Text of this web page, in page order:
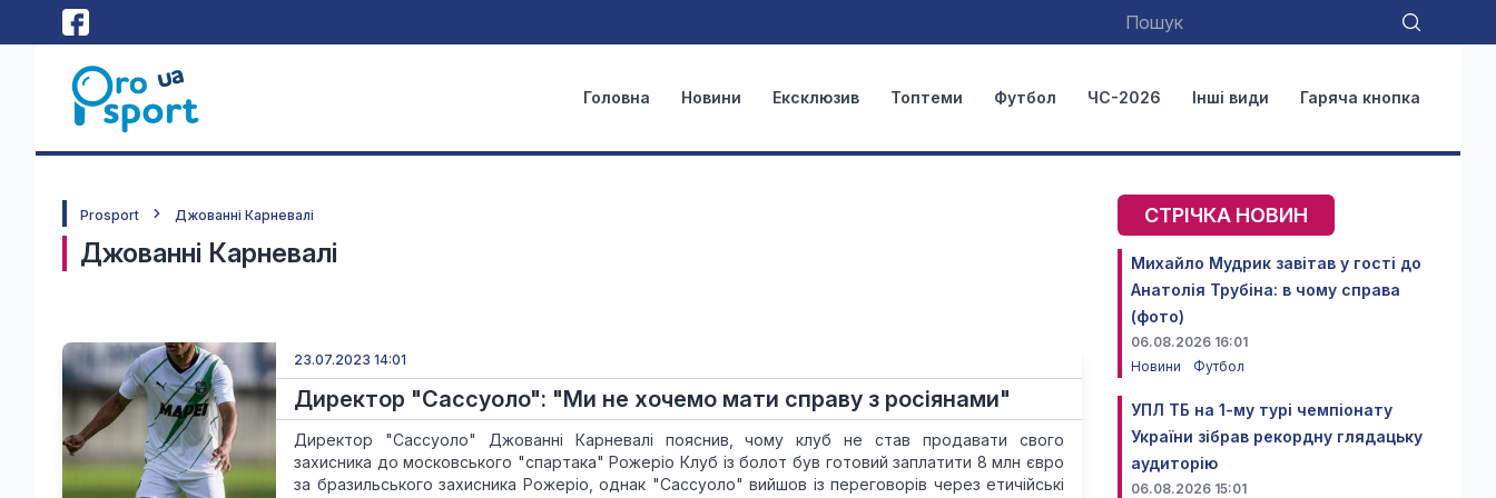
Головна Новини Ексклюзив Топтеми Футбол ЧС-2026 Інші види Гаряча кнопка
Prosport Джованні Карневалі
Джованні Карневалі
23.07.2023 14:01
Директор "Сассуоло": "Ми не хочемо мати справу з росіянами"
Директор "Сассуоло" Джованні Карневалі пояснив, чому клуб не став продавати свого
захисника до московського "спартака" Рожеріо Клуб із болот був готовий заплатити 8 млн євро
за бразильського захисника Рожеріо, однак "Сассуоло" вийшов із переговорів через етичійські
СТРІЧКА НОВИН
Михайло Мудрик завітав у гості до
Анатолія Трубіна: в чому справа
(фото)
06.08.2026 16:01
Новини
Футбол
УПЛ ТБ на 1-му турі чемпіонату
України зібрав рекордну глядацьку
аудиторію
06.08.2026 15:01